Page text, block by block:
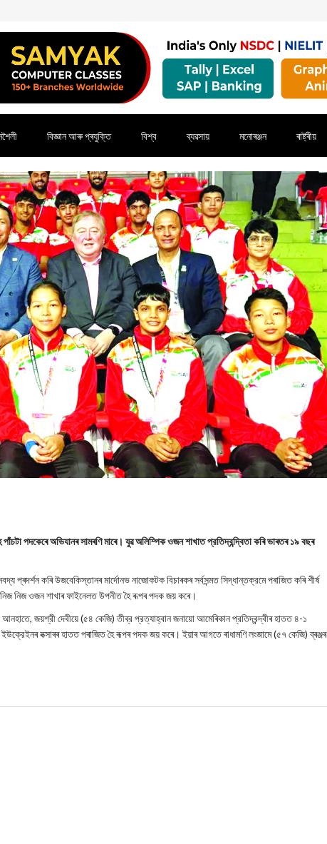
বিজ্ঞান আৰু প্ৰযুক্তি বিশ্ব ব্যৱসায় মনোৰঞ্জন ৰাষ্ট্ৰীয়
পদকেৰে অভিযানৰ সামৰণি মাৰে। যুৱ অলিম্পিক ওজন শাখাত প্রতিদ্বন্দ্বিতা কৰি ভাৰতৰ ১৯ বছৰ
প্ৰদৰ্শন কৰি উজবেকিস্তানৰ মাৰ্দোনভ নাজোকটক বিচাৰকৰ সৰ্বসন্মত সিদ্ধান্তক্রমে পৰাজিত কৰি শীৰ্ষ
নিজ নিজ ওজন শাখাৰ ফাইনেলত উপনীত হৈ ৰূপৰ পদক জয় কৰে।
জয়শ্রী দেবীয়ে (৫৪ কেজি) তীব্র প্রত্যাহ্বান জনায়ো আমেৰিকান প্রতিদ্বন্দ্বীৰ হাতত ৪-১
বক্সাৰৰ হাতত পৰাজিত হৈ ৰূপৰ পদক জয় কৰে। ইয়াৰ আগতে ৰাধামণি লংজামে (৫৭ কেজি) ব্ৰঞ্জৰ